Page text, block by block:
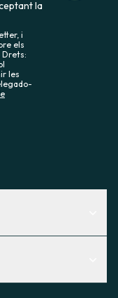
la
i
els
Drets:
les